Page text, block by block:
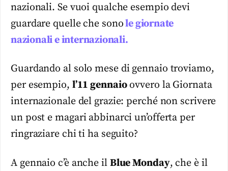
nazionali. Se vuoi qualche esempio devi
guardare quelle che sonole giornate
nazionali e internazionali.
Guardando al solo mese di gennaio troviamo,
per esempio, l’11 gennaioovvero la Giornata
internazionale del grazie: perché non scrivere
un post e magari abbinarci un’offerta per
ringraziare chi ti ha seguito?
A gennaio c’è anche il Blue Monday, che è il